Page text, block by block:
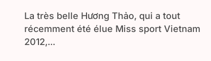
concours
La très belle Hương Thảo, qui a tout
récemment été élue Miss sport Vietnam
2012,...